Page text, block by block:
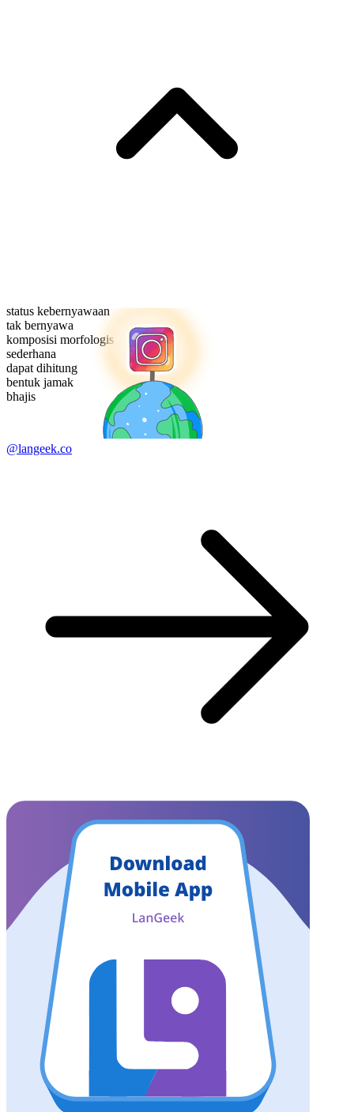
status kebernyawaan
tak bernyawa
komposisi morfologis
sederhana
dapat dihitung
bentuk jamak
bhajis
@langeek.co